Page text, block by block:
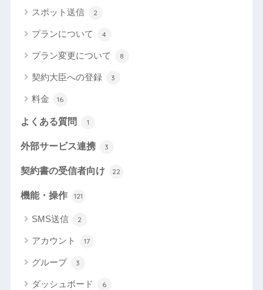
スポット送信 2
プランについて 4
プラン変更について 8
契約大臣への登録 3
料金 16
よくある質問 1
外部サービス連携 3
契約書の受信者向け 22
機能・操作 121
SMS送信 2
アカウント 17
グループ 3
ダッシュボード 6